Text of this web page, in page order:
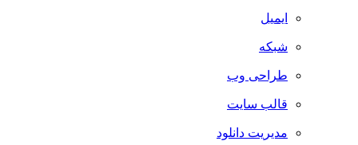
ایمیل
شبکه
طراحی وب
قالب سایت
مدیریت دانلود